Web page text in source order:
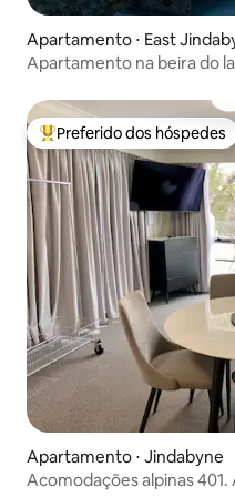
Apartamento ⋅ East
Apartamento na beira do
Entre os melhores
Preferido dos hóspedes
Apartamento ⋅ Jindabyne
Acomodações alpinas